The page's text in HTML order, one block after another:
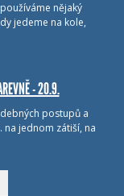
nějaký
jedeme na kole,
- 20.9.
postupů a
jednom zátiší, na